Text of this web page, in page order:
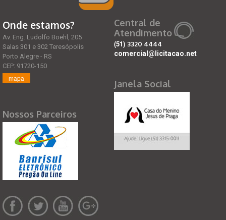
Onde estamos?
Av. Eng. Ludolfo Boehl, 205
Salas 301 e 302 Teresópolis
Porto Alegre - RS
CEP: 91720-150
mapa
Nossos Parceiros
Central de
Atendimento
(51) 3320 4444
comercial@licitacao.net
Janela Social